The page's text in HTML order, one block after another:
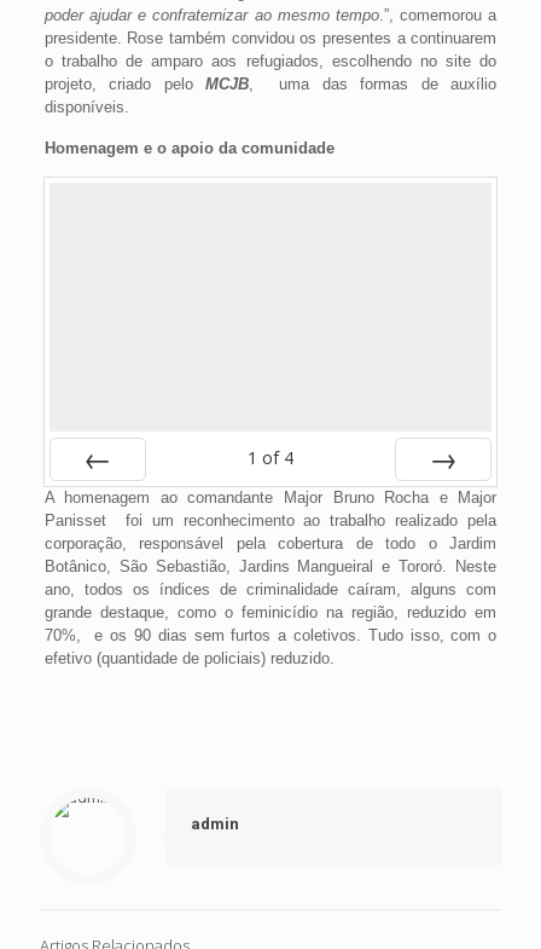
poder ajudar e confraternizar ao mesmo tempo.”, comemorou a
presidente. Rose também convidou os presentes a continuarem
o trabalho de amparo aos refugiados, escolhendo no site do
projeto, criado peloMCJB , uma das formas de auxílio
disponíveis.
Homenagem e o apoio da comunidade
Prev
1 of 4
Next
A homenagem ao comandante Major Bruno Rocha e Major
Panisset foi um reconhecimento ao trabalho realizado pela
corporação, responsável pela cobertura de todo o Jardim
Botânico, São Sebastião, Jardins Mangueiral e Tororó. Neste
ano, todos os índices de criminalidade caíram, alguns com
grande destaque, como o feminicídio na região, reduzido em
70%, e os 90 dias sem furtos a coletivos. Tudo isso, com o
efetivo (quantidade de policiais) reduzido.
admin